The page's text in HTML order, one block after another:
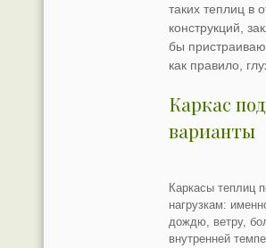
таких теплиц в
конструкций,
бы
как правило,
Каркас
варианты
Каркасы теплиц
нагрузкам:
дождю, ветру,
внутренней